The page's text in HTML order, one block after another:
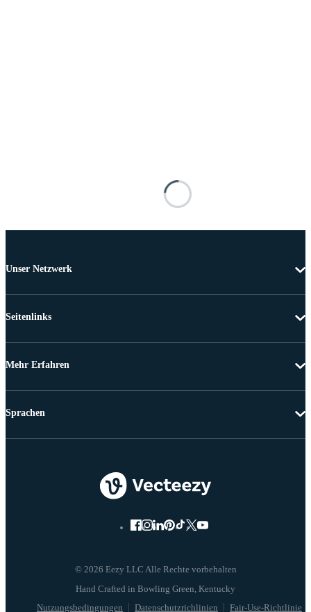
Unser Netzwerk
Seitenlinks
Mehr Erfahren
© 2026 Eezy LLC Alle Rechte vorbehalten
Nutzungsbedingungen Datenschutzrichlinien Fair-Use-Richtlinie
Sprachen